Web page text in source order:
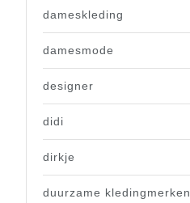
dameskleding
damesmode
designer
didi
dirkje
duurzame kledingmerken